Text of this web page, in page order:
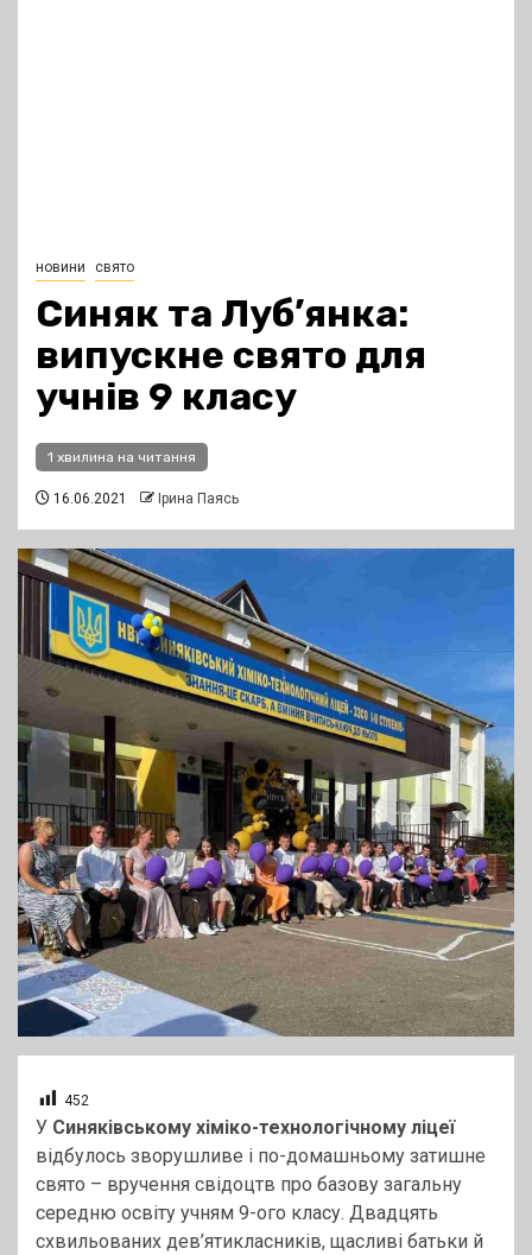
новини свято
Синяк та Луб’янка:
випускне свято для
учнів 9 класу
1 хвилина на читання
16.06.2021 Ірина Паясь
452
У Синяківському хіміко-технологічному ліцеї
відбулось зворушливе і по-домашньому затишне
свято – вручення свідоцтв про базову загальну
середню освіту учням 9-ого класу. Двадцять
схвильованих дев’ятикласників, щасливі батьки й